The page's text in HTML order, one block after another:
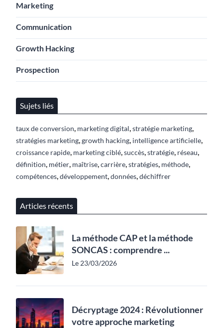
Marketing
Communication
Growth Hacking
Prospection
Sujets liés
taux de conversion, marketing digital,stratégie marketing,
stratégies marketing,growth hacking, intelligence artificielle,
croissance rapide, marketing ciblé,succès,stratégie, réseau,
définition, métier, maîtrise,carrière,stratégies, méthode,
compétences,développement,données,déchiffrer
Articles récents
La méthode CAP et la méthode
SONCAS : comprendre ...
Le 23/03/2026
Décryptage 2024 : Révolutionner
votre approche marketing